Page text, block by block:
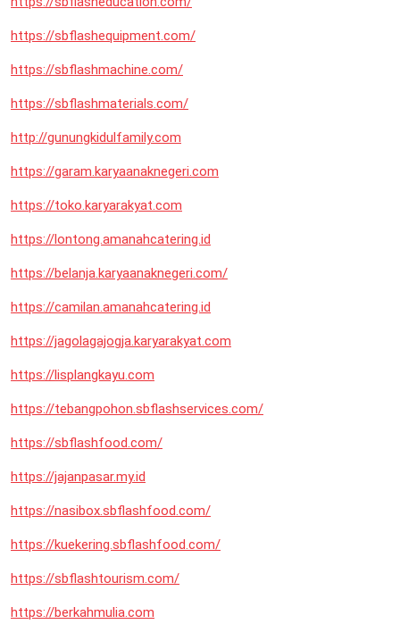
https://sbflashequipment.com/
https://sbflashmachine.com/
https://sbflashmaterials.com/
http://gunungkidulfamily.com
https://garam.karyaanaknegeri.com
https://toko.karyarakyat.com
https://lontong.amanahcatering.id
https://belanja.karyaanaknegeri.com/
https://camilan.amanahcatering.id
https://jagolagajogja.karyarakyat.com
https://lisplangkayu.com
https://tebangpohon.sbflashservices.com/
https://sbflashfood.com/
https://jajanpasar.my.id
https://nasibox.sbflashfood.com/
https://kuekering.sbflashfood.com/
https://sbflashtourism.com/
https://berkahmulia.com